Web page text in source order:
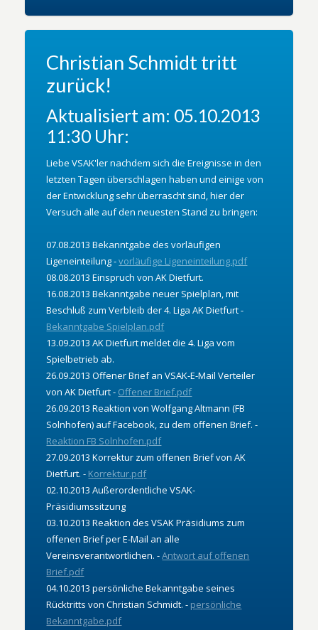
Christian Schmidt tritt
zurück!
Aktualisiert am: 05.10.2013
11:30 Uhr:
Liebe VSAK'ler nachdem sich die Ereignisse in den
letzten Tagen überschlagen haben und einige von
der Entwicklung sehr überrascht sind, hier der
Versuch alle auf den neuesten Stand zu bringen:
07.08.2013 Bekanntgabe des vorläufigen
Ligeneinteilung -vorläufige Ligeneinteilung.pdf
08.08.2013 Einspruch von AK Dietfurt.
16.08.2013 Bekanntgabe neuer Spielplan, mit
Beschluß zum Verbleib der 4. Liga AK Dietfurt -
Bekanntgabe Spielplan.pdf
13.09.2013 AK Dietfurt meldet die 4. Liga vom
Spielbetrieb ab.
26.09.2013 Offener Brief an VSAK-E-Mail Verteiler
von AK Dietfurt - Offener Brief.pdf
26.09.2013 Reaktion von Wolfgang Altmann (FB
Solnhofen) auf Facebook, zu dem offenen Brief. -
Reaktion FB Solnhofen.pdf
27.09.2013 Korrektur zum offenen Brief von AK
Dietfurt. - Korrektur.pdf
02.10.2013 Außerordentliche VSAK-
Präsidiumssitzung
03.10.2013 Reaktion des VSAK Präsidiums zum
offenen Brief per E-Mail an alle
Vereinsverantwortlichen. -Antwort auf offenen
Brief.pdf
04.10.2013 persönliche Bekanntgabe seines
Rücktritts von Christian Schmidt. - persönliche
Bekanntgabe.pdf